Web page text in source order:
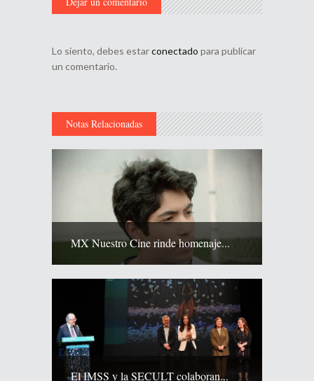
Lo siento, debes estarconectado para publicar
un comentario.
Notas Relacionadas
MX Nuestro Cine rinde homenaje...
El IMSS y la SECULT colaboran...